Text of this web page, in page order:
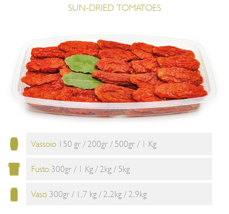
SUN-DRIED TOMATOES
Vassoio 150 gr / 200gr / 500gr / 1 Kg
Fusto 300gr / 1 Kg / 2kg / 5kg
Vaso 300gr / 1,7 kg / 2,2kg / 2,9kg